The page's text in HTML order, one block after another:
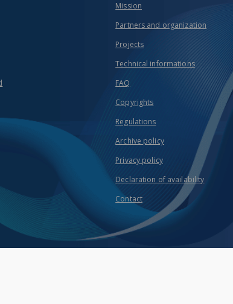
Mission
Partners and organization
Projects
Technical informations
FAQ
Copyrights
Regulations
Archive policy
Privacy policy
Declaration of availability
Contact